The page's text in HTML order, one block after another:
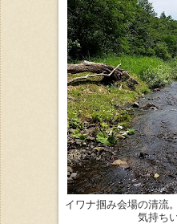
イワナ掴み会場の清流
気持ち